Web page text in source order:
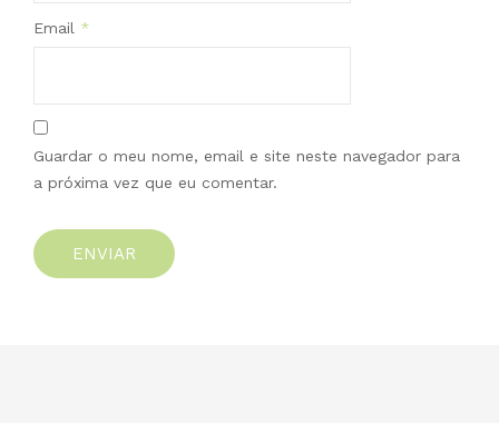
Email *
Guardar o meu nome, email e site neste navegador para
a próxima vez que eu comentar.